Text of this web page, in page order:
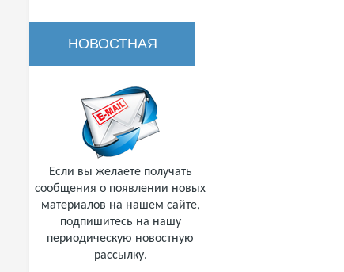
НОВОСТНАЯ
РАССЫЛКА
Если вы желаете получать
сообщения о появлении новых
материалов на нашем сайте,
подпишитесь на нашу
периодическую новостную
рассылку.